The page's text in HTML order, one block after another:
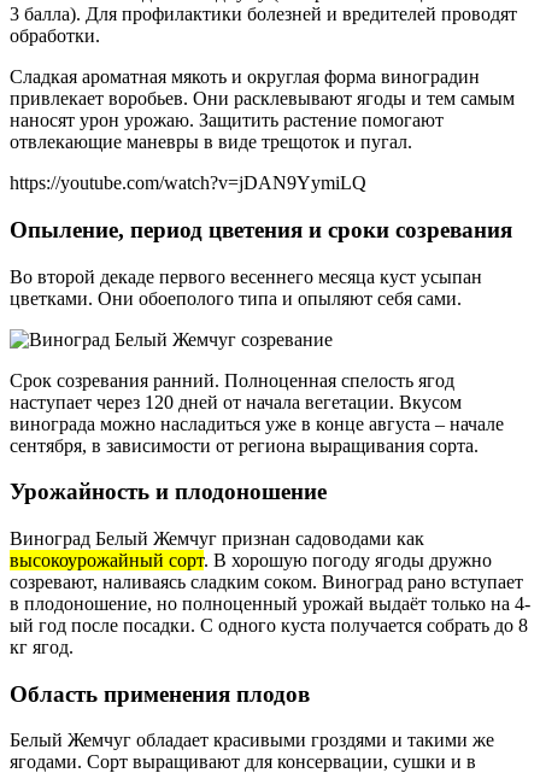
3 балла). Для профилактики болезней и вредителей проводят
обработки.
Сладкая ароматная мякоть и округлая форма виноградин
привлекает воробьев. Они расклевывают ягоды и тем самым
наносят урон урожаю. Защитить растение помогают
отвлекающие маневры в виде трещоток и пугал.
https://youtube.com/watch?v=jDAN9YymiLQ
Опыление, период цветения и сроки созревания
Во второй декаде первого весеннего месяца куст усыпан
цветками. Они обоеполого типа и опыляют себя сами.
Срок созревания ранний. Полноценная спелость ягод
наступает через 120 дней от начала вегетации. Вкусом
винограда можно насладиться уже в конце августа – начале
сентября, в зависимости от региона выращивания сорта.
Урожайность и плодоношение
Виноград Белый Жемчуг признан садоводами как
высокоурожайный сорт. В хорошую погоду ягоды дружно
созревают, наливаясь сладким соком. Виноград рано вступает
в плодоношение, но полноценный урожай выдаёт только на 4-
ый год после посадки. С одного куста получается собрать до 8
кг ягод.
Область применения плодов
Белый Жемчуг обладает красивыми гроздями и такими же
ягодами. Сорт выращивают для консервации, сушки и в